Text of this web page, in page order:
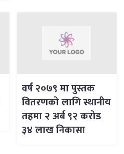
वर्ष २०७९ मा पुस्तक
वितरणको लागि स्थानीय
तहमा २ अर्ब ९२ करोड
३४ लाख निकासा